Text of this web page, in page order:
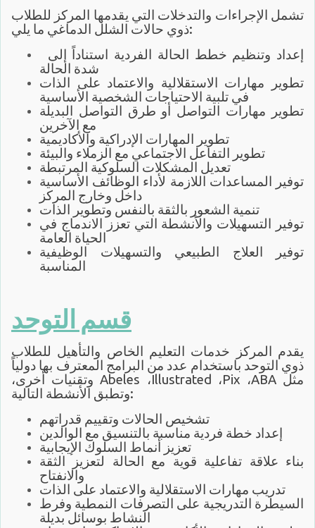
تشمل الإجراءات والتدخلات التي يقدمها المركز للطلاب
ذوي حالات الشلل الدماغي ما يلي:
إعداد وتنظيم خطط الحالة الفردية استناداً إلى
شدة الحالة
تطوير مهارات الاستقلالية والاعتماد على الذات
في تلبية الاحتياجات الشخصية الأساسية
تطوير مهارات التواصل أو طرق التواصل البديلة
مع الآخرين
تطوير المهارات الإدراكية والأكاديمية
تطوير التفاعل الاجتماعي مع الزملاء والبيئة
تعديل المشكلات السلوكية المرتبطة
توفير المساعدات اللازمة لأداء الوظائف الأساسية
داخل وخارج المركز
تنمية الشعور بالثقة بالنفس وتطوير الذات
توفير التسهيلات والأنشطة التي تعزز الاندماج في
الحياة العامة
توفير العلاج الطبيعي والتسهيلات الوظيفية
المناسبة
قسم التوحد
يقدم المركز خدمات التعليم الخاص والتأهيل للطلاب
ذوي التوحد باستخدام عدد من البرامج المعترف بها دولياً
مثلABA، Pix، Illustrated، Abelesوتقنيات أخرى،
وتطبق الأنشطة التالية:
تشخيص الحالات وتقييم قدراتهم
إعداد خطة فردية مناسبة بالتنسيق مع الوالدين
تعزيز أنماط السلوك الإيجابية
بناء علاقة تفاعلية قوية مع الحالة لتعزيز الثقة
والانفتاح
تدريب مهارات الاستقلالية والاعتماد على الذات
السيطرة التدريجية على التصرفات النمطية وفرط
النشاط بوسائل بديلة